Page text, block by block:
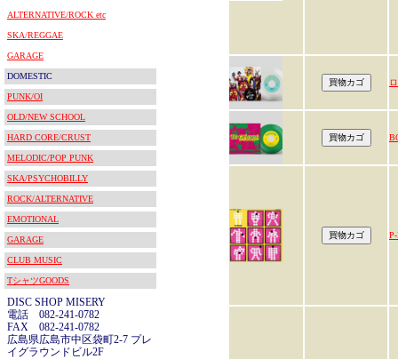
ALTERNATIVE/ROCK etc
SKA/REGGAE
GARAGE
DOMESTIC
PUNK/OI
OLD/NEW SCHOOL
HARD CORE/CRUST
MELODIC/POP PUNK
SKA/PSYCHOBILLY
ROCK/ALTERNATIVE
EMOTIONAL
GARAGE
CLUB MUSIC
TシャツGOODS
DISC SHOP MISERY
電話 082-241-0782
FAX 082-241-0782
広島県広島市中区袋町2-7 プレ
イグラウンドビル2F